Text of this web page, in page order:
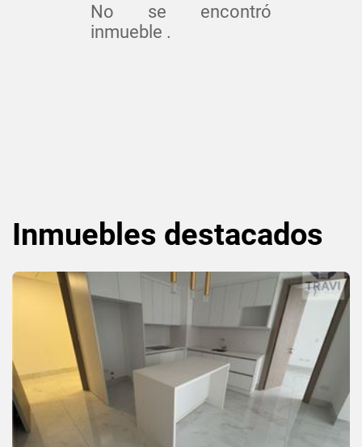
No se encontró
inmueble .
Inmuebles destacados